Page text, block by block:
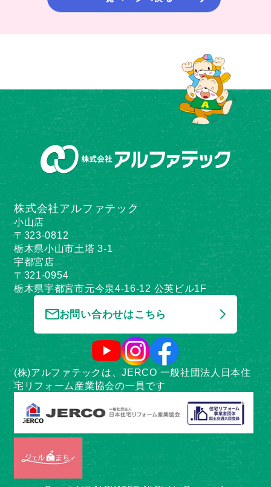
株式会社アルファテック
小山店
〒323-0812
栃木県小山市土塔 3-1
宇都宮店
〒321-0954
栃木県宇都宮市元今泉4-16-12 公英ビル1F
お問い合わせはこちら
(株)アルファテックは、JERCO 一般社団法人日本住
宅リフォーム産業協会の一員です